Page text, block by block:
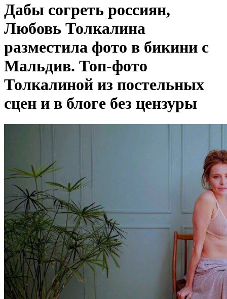
Дабы согреть россиян,
Любовь Толкалина
разместила фото в бикини с
Мальдив. Топ-фото
Толкалиной из постельных
сцен и в блоге без цензуры